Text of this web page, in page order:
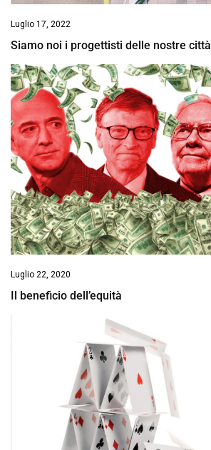
Luglio 17, 2022
Siamo noi i progettisti delle nostre città
Luglio 22, 2020
Il beneficio dell’equità